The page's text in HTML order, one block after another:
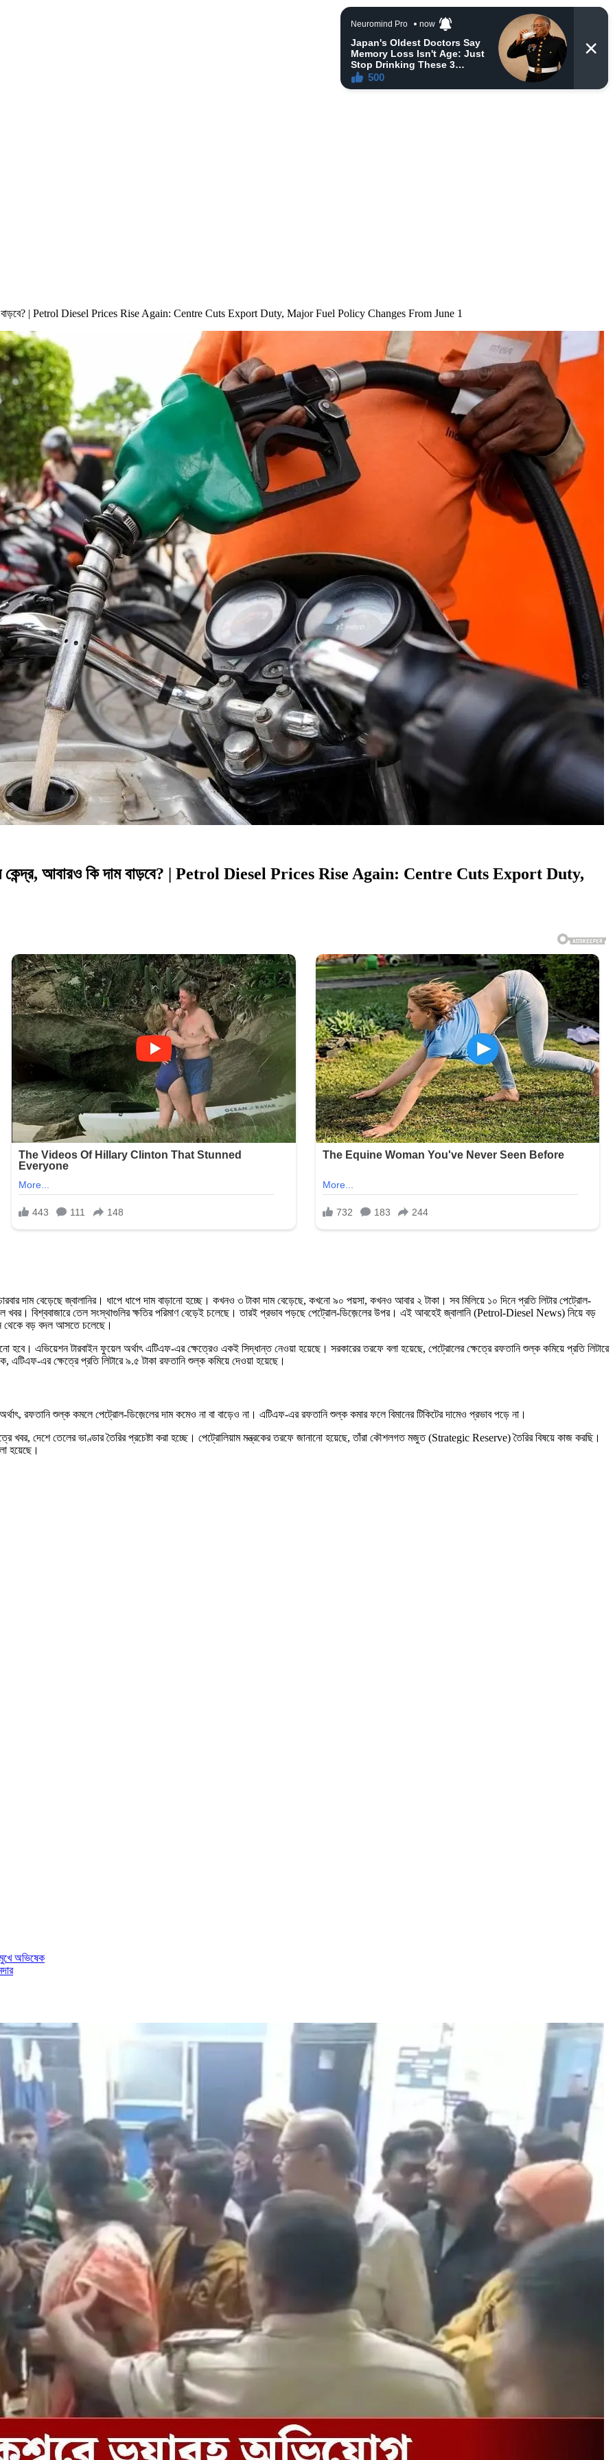
বাড়বে? | Petrol Diesel Prices Rise Again: Centre Cuts Export Duty, Major Fuel Policy Changes From June 1
কেন্দ্র, আবারও কি দাম বাড়বে? | Petrol Diesel Prices Rise Again: Centre Cuts Export Duty,
দাম বেড়েছে জ্বালানির। ধাপে ধাপে দাম বাড়ানো হচ্ছে। কখনও ৩ টাকা দাম বেড়েছে, কখনো ৯০ পয়সা, কখনও আবার ২ টাকা। সব মিলিয়ে ১০ দিনে প্রতি লিটার পেট্রোল-
বিশ্ববাজারে তেল সংস্থাগুলির ক্ষতির পরিমাণ বেড়েই চলেছে। তারই প্রভাব পড়ছে পেট্রোল-ডিজ়েলের উপর। এই আবহেই জ্বালানি (Petrol-Diesel News) নিয়ে বড়
থেকে বড় বদল আসতে চলেছে।
এভিয়েশন টারবাইন ফুয়েল অর্থাৎ এটিএফ-এর ক্ষেত্রেও একই সিদ্ধান্ত নেওয়া হয়েছে। সরকারের তরফে বলা হয়েছে, পেট্রোলের ক্ষেত্রে রফতানি শুল্ক কমিয়ে প্রতি লিটারে
এটিএফ-এর ক্ষেত্রে প্রতি লিটারে ৯.৫ টাকা রফতানি শুল্ক কমিয়ে দেওয়া হয়েছে।
রফতানি শুল্ক কমলে পেট্রোল-ডিজ়েলের দাম কমেও না বা বাড়েও না। এটিএফ-এর রফতানি শুল্ক কমার ফলে বিমানের টিকিটের দামেও প্রভাব পড়ে না।
খবর, দেশে তেলের ভাণ্ডার তৈরির প্রচেষ্টা করা হচ্ছে। পেট্রোলিয়াম মন্ত্রকের তরফে জানানো হয়েছে, তাঁরা কৌশলগত মজুত (Strategic Reserve) তৈরির বিষয়ে কাজ করছি।
হয়েছে।
অভিষেক